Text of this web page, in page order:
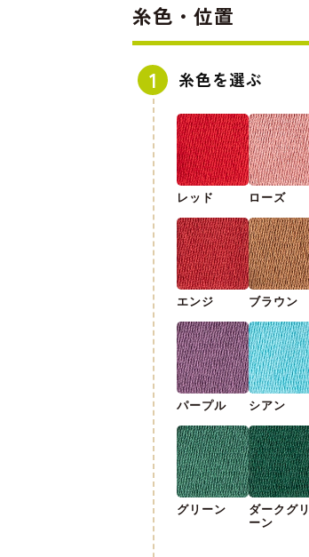
糸色・位置
糸色を選ぶ
レッド ローズ
エンジ ブラウン
パープル シアン
グリーン
ダークグリ
ーン